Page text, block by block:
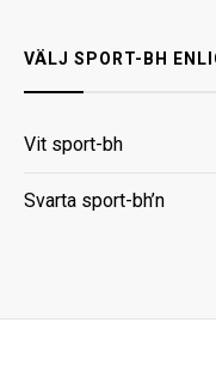
VÄLJ SPORT-BH
Vit sport-bh
Svarta sport-bh’n